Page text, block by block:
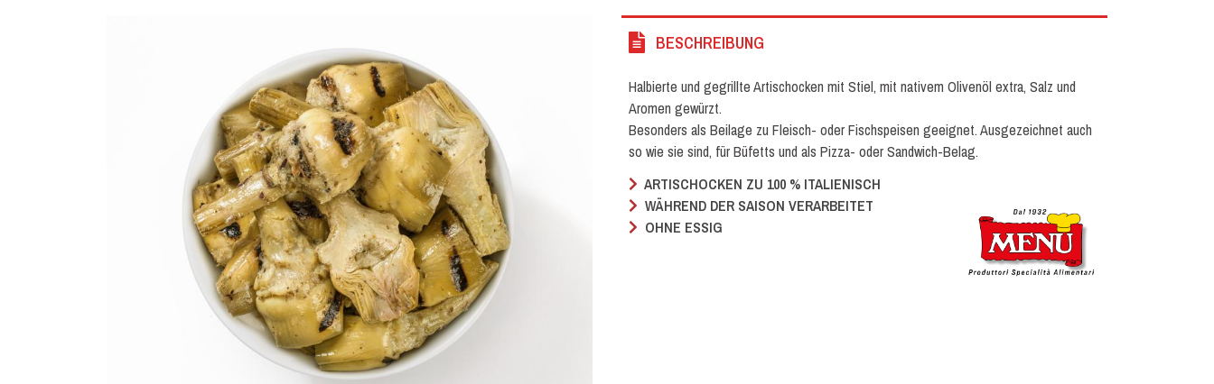
BESCHREIBUNG
Halbierte und gegrillte Artischocken mit Stiel, mit nativem Olivenöl extra, Salz und
Aromen gewürzt.
Besonders als Beilage zu Fleisch- oder Fischspeisen geeignet. Ausgezeichnet auch
so wie sie sind, für Büfetts und als Pizza- oder Sandwich-Belag.
ARTISCHOCKEN ZU 100 % ITALIENISCH
WÄHREND DER SAISON VERARBEITET
OHNE ESSIG